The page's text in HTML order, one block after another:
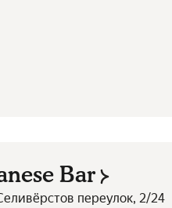
Bar
переулок, 2/24